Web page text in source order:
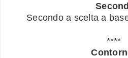
Secondo a scelta a
****